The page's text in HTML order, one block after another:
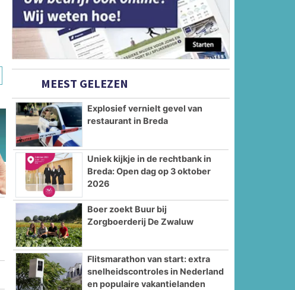
MEEST GELEZEN
Explosief vernielt gevel van
restaurant in Breda
Uniek kijkje in de rechtbank in
Breda: Open dag op 3 oktober
2026
Boer zoekt Buur bij
Zorgboerderij De Zwaluw
Flitsmarathon van start: extra
snelheidscontroles in Nederland
en populaire vakantielanden